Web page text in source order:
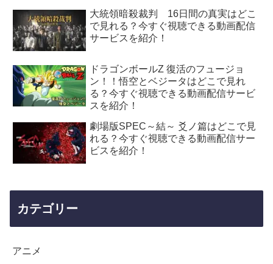
大統領暗殺裁判 16日間の真実はどこ
で見れる？今すぐ視聴できる動画配信
サービスを紹介！
ドラゴンボールZ 復活のフュージョ
ン！！悟空とベジータはどこで見れ
る？今すぐ視聴できる動画配信サービ
スを紹介！
劇場版SPEC～結～ 爻ノ篇はどこで見
れる？今すぐ視聴できる動画配信サー
ビスを紹介！
カテゴリー
アニメ